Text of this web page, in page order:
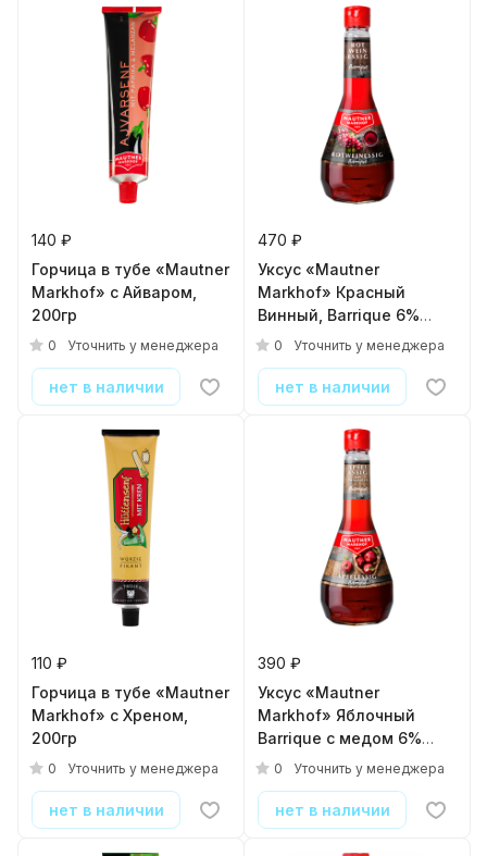
140 ₽
Горчица в тубе «Mautner
Markhof» с Айваром,
200гр
0 Уточнить у менеджера
нет в наличии
470 ₽
Уксус «Mautner
Markhof» Красный
Винный, Barrique 6%
выдержанный в
0 Уточнить у менеджера
нет в наличии
110 ₽
Горчица в тубе «Mautner
Markhof» с Хреном,
200гр
0 Уточнить у менеджера
нет в наличии
390 ₽
Уксус «Mautner
Markhof» Яблочный
Barrique с медом 6%
выдержанный в
0 Уточнить у менеджера
нет в наличии